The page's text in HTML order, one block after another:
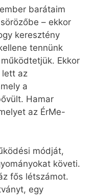
barátaim
– ekkor
keresztény
tennünk
Ekkor
lett az
a
Hamar
az ÉrMe-
módját,
követi.
fős létszámot.
egy